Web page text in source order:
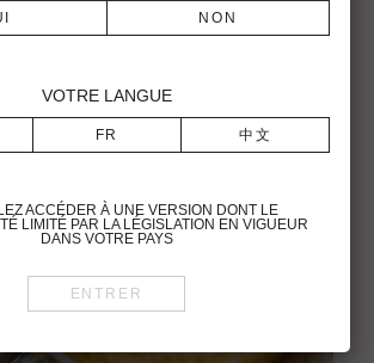
VOTRE LANGUE
ACCÉDER À UNE VERSION DONT LE
LIMITÉ PAR LA LÉGISLATION EN VIGUEUR
DANS VOTRE PAYS